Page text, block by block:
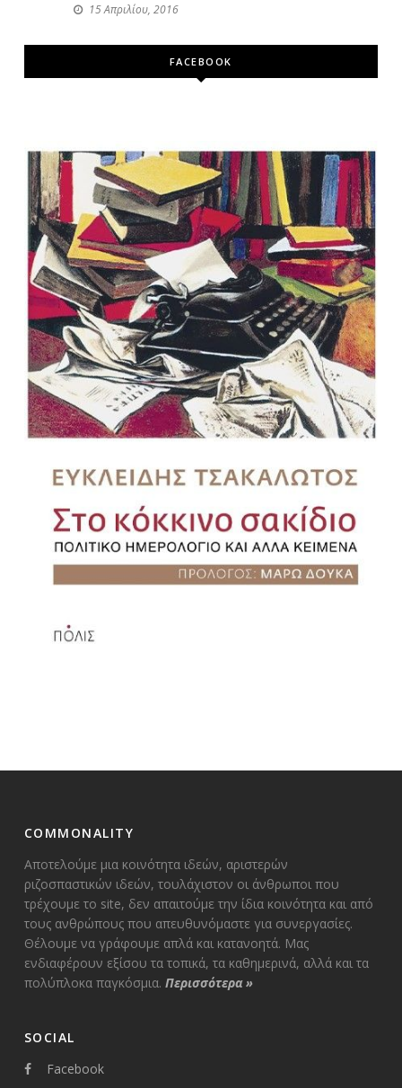
15 Απριλίου, 2016
FACEBOOK
COMMONALITY
Αποτελούμε μια κοινότητα ιδεών, αριστερών
ριζοσπαστικών ιδεών, τουλάχιστον οι άνθρωποι που
τρέχουμε το site, δεν απαιτούμε την ίδια κοινότητα και από
τους ανθρώπους που απευθυνόμαστε για συνεργασίες.
Θέλουμε να γράφουμε απλά και κατανοητά. Μας
ενδιαφέρουν εξίσου τα τοπικά, τα καθημερινά, αλλά και τα
πολύπλοκα παγκόσμια. Περισσότερα»
SOCIAL
Facebook